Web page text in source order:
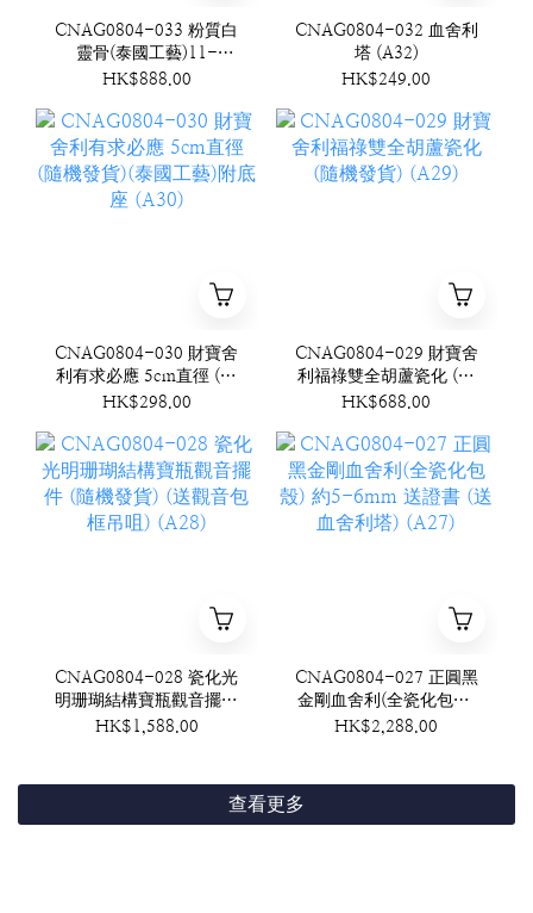
CNAG0804-033 粉質白
靈骨(泰國工藝)11-
12mm (送光明珊瑚結構
HK$888.00
CNAG0804-032 血舍利
塔 (A32)
HK$249.00
CNAG0804-030 財寶舍
利有求必應 5cm直徑 (隨
機發貨)(泰國工藝)附底座
HK$298.00
CNAG0804-029 財寶舍
利福祿雙全胡蘆瓷化 (隨
機發貨) (A29)
HK$688.00
CNAG0804-028 瓷化光
明珊瑚結構寶瓶觀音擺件
(隨機發貨) (送觀音包框
HK$1,588.00
CNAG0804-027 正圓黑
金剛血舍利(全瓷化包殼)
約5-6mm 送證書 (送血
HK$2,288.00
查看更多